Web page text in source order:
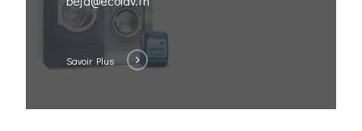
Savoir Plus